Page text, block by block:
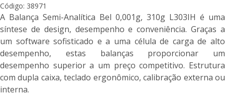
Código: 38971
A Balança Semi-Analítica Bel 0,001g, 310g L303IH é uma
síntese de design, desempenho e conveniência. Graças a
um software sofisticado e a uma célula de carga de alto
desempenho, estas balanças proporcionar um
desempenho superior a um preço competitivo. Estrutura
com dupla caixa, teclado ergonômico, calibração externa ou
interna.